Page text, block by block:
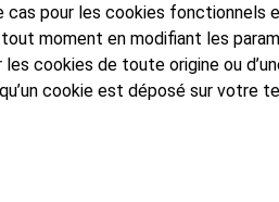
cas pour les cookies fonctionnels
moment en modifiant les
cookies de toute origine ou
cookie est déposé sur votre